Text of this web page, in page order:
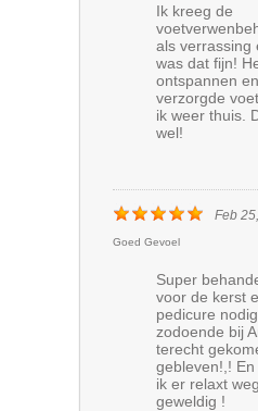
Ik kreeg de
als verrassing
was dat fijn!
ontspannen
verzorgde
ik weer thuis.
wel!
Feb
Goed Gevoel
Super
voor de kerst
pedicure
zodoende bij
terecht
gebleven!,!
ik er relaxt weg
geweldig !